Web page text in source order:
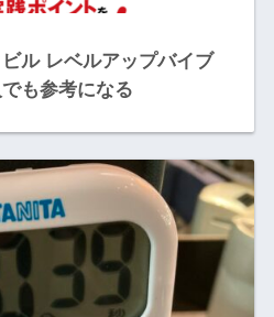
ビル レベルアップバイブ
も参考になる